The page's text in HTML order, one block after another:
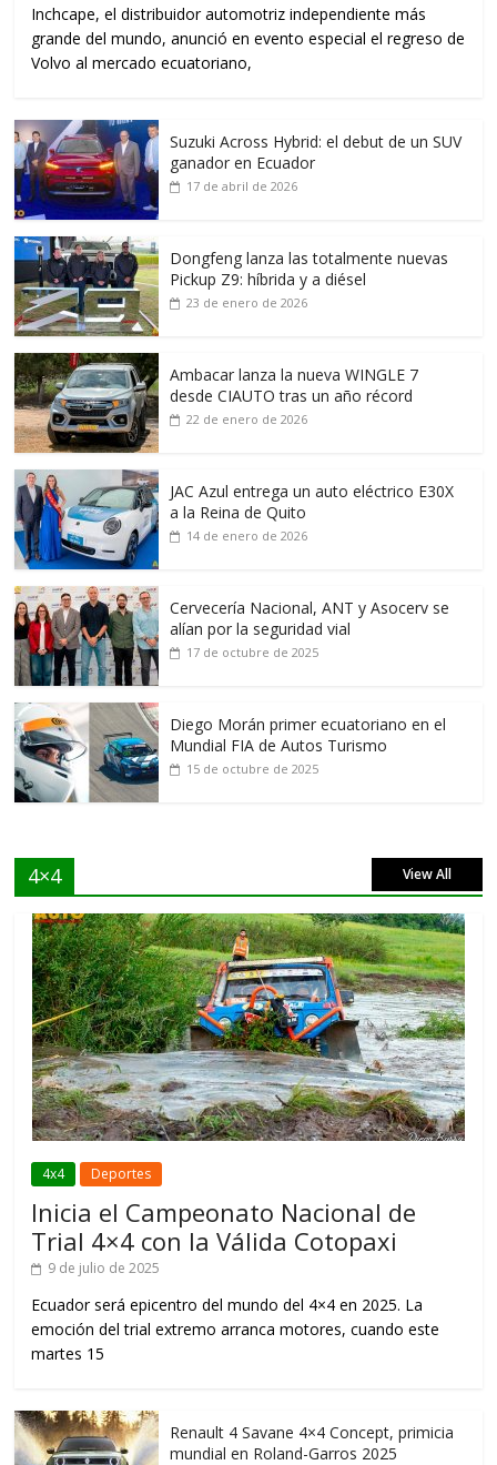
Inchcape, el distribuidor automotriz independiente más
grande del mundo, anunció en evento especial el regreso de
Volvo al mercado ecuatoriano,
Suzuki Across Hybrid: el debut de un SUV
ganador en Ecuador
17 de abril de 2026
Dongfeng lanza las totalmente nuevas
Pickup Z9: híbrida y a diésel
23 de enero de 2026
Ambacar lanza la nueva WINGLE 7
desde CIAUTO tras un año récord
22 de enero de 2026
JAC Azul entrega un auto eléctrico E30X
a la Reina de Quito
14 de enero de 2026
Cervecería Nacional, ANT y Asocerv se
alían por la seguridad vial
17 de octubre de 2025
Diego Morán primer ecuatoriano en el
Mundial FIA de Autos Turismo
15 de octubre de 2025
4×4 View All
4x4 Deportes
Inicia el Campeonato Nacional de
Trial 4×4 con la Válida Cotopaxi
9 de julio de 2025
Ecuador será epicentro del mundo del 4×4 en 2025. La
emoción del trial extremo arranca motores, cuando este
martes 15
Renault 4 Savane 4×4 Concept, primicia
mundial en Roland-Garros 2025